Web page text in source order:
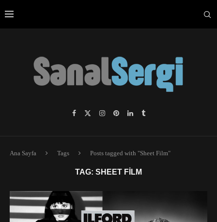
Ana Sayfa Tags Posts tagged with "Sheet Film"
TAG: SHEET FILM